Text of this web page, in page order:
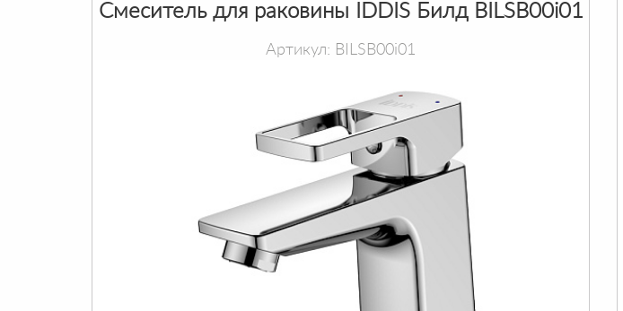
Смеситель для раковины IDDIS Билд BILSB00i01
Артикул: BILSB00i01